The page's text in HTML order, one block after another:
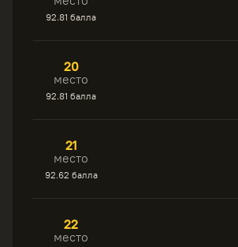
92.81 балла
20
место
92.81 балла
21
место
92.62 балла
22
место